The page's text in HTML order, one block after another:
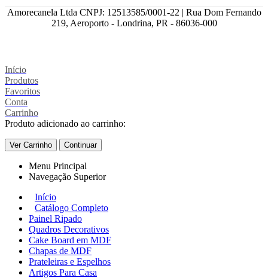
Amorecanela Ltda CNPJ: 12513585/0001-22 | Rua Dom Fernando
219, Aeroporto - Londrina, PR - 86036-000
Início
Produtos
Favoritos
Conta
Carrinho
Produto adicionado ao carrinho:
Ver Carrinho Continuar
Menu Principal
Navegação Superior
Início
Catálogo Completo
Painel Ripado
Quadros Decorativos
Cake Board em MDF
Chapas de MDF
Prateleiras e Espelhos
Artigos Para Casa